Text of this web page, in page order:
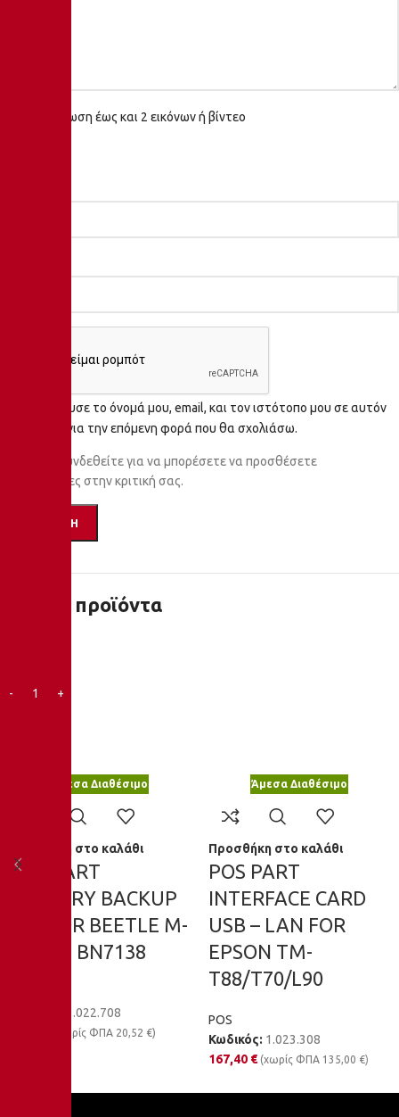
Μεταφόρτωση έως και 2 εικόνων ή βίντεο
Αποθήκευσε το όνομά μου, email, και τον ιστότοπο μου σε αυτόν
τον πλοηγό για την επόμενη φορά που θα σχολιάσω.
Πρέπει να συνδεθείτε για να μπορέσετε να προσθέσετε
φωτογραφίες στην κριτική σας.
Σχετικά προϊόντα
Άμεσα Διαθέσιμο
Προσθήκη στο καλάθι
POS PART
BATTERY BACKUP
WINCOR BEETLE M-
II PLUS BN7138
1.022.708
(χωρίς ΦΠΑ 20,52 €)
Άμεσα Διαθέσιμο
Προσθήκη στο καλάθι
POS PART
INTERFACE CARD
USB – LAN FOR
EPSON TM-
T88/T70/L90
POS
Κωδικός: 1.023.308
167,40 € (χωρίς ΦΠΑ 135,00 €)